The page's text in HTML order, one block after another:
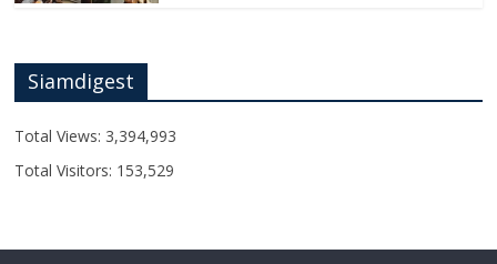
Siamdigest
Total Views: 3,394,993
Total Visitors: 153,529